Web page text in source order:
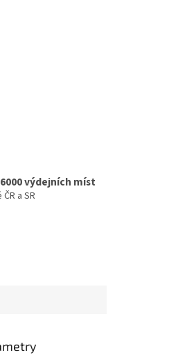
výdejních míst
a SR